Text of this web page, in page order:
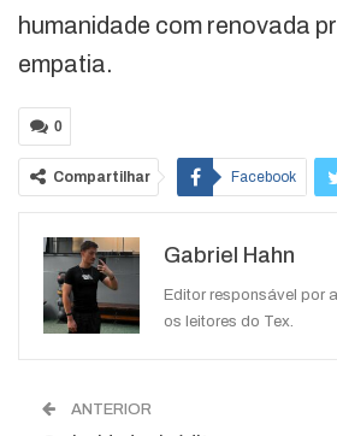
humanidade com renovada
empatia.
0
Compartilhar Facebook
WhatsApp
Gabriel Hahn
Editor responsável por
os leitores do Tex.
ANTERIOR